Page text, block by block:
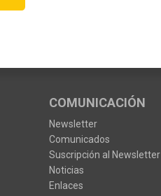
COMUNICACIÓN
Newsletter
Comunicados
Suscripción al Newsletter
Noticias
Enlaces